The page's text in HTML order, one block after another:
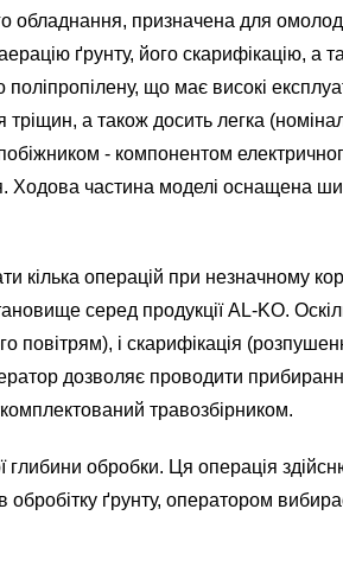
обладнання, призначена для
ґрунту, його скарифікацію, а
що має високі
тріщин, а також досить легка
- компонентом
Ходова частина моделі оснащена
операцій при незначному
серед продукції AL-KO.
повітрям), і скарифікація
дозволяє проводити
травозбірником.
обробки. Ця операція
ґрунту, оператором